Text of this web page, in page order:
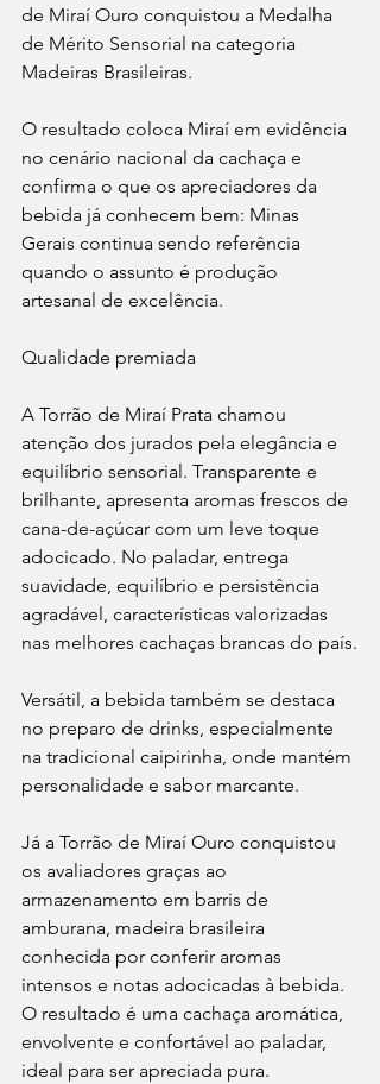
de Miraí Ouro conquistou a Medalha
de Mérito Sensorial na categoria
Madeiras Brasileiras.
O resultado coloca Miraí em evidência
no cenário nacional da cachaça e
confirma o que os apreciadores da
bebida já conhecem bem: Minas
Gerais continua sendo referência
quando o assunto é produção
artesanal de excelência.
Qualidade premiada
A Torrão de Miraí Prata chamou
atenção dos jurados pela elegância e
equilíbrio sensorial. Transparente e
brilhante, apresenta aromas frescos de
cana-de-açúcar com um leve toque
adocicado. No paladar, entrega
suavidade, equilíbrio e persistência
agradável, características valorizadas
nas melhores cachaças brancas do país.
Versátil, a bebida também se destaca
no preparo de drinks, especialmente
na tradicional caipirinha, onde mantém
personalidade e sabor marcante.
Já a Torrão de Miraí Ouro conquistou
os avaliadores graças ao
armazenamento em barris de
amburana, madeira brasileira
conhecida por conferir aromas
intensos e notas adocicadas à bebida.
O resultado é uma cachaça aromática,
envolvente e confortável ao paladar,
ideal para ser apreciada pura.